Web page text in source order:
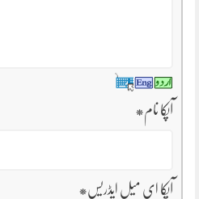
آپکا نام*
آپکا ای میل ایڈریس*